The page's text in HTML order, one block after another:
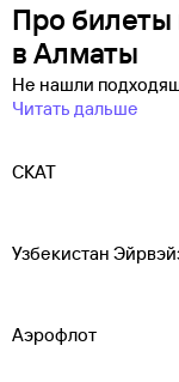
Про
в Алматы
Не нашли
Читать дальше
СКАТ
Узбекистан
Аэрофлот